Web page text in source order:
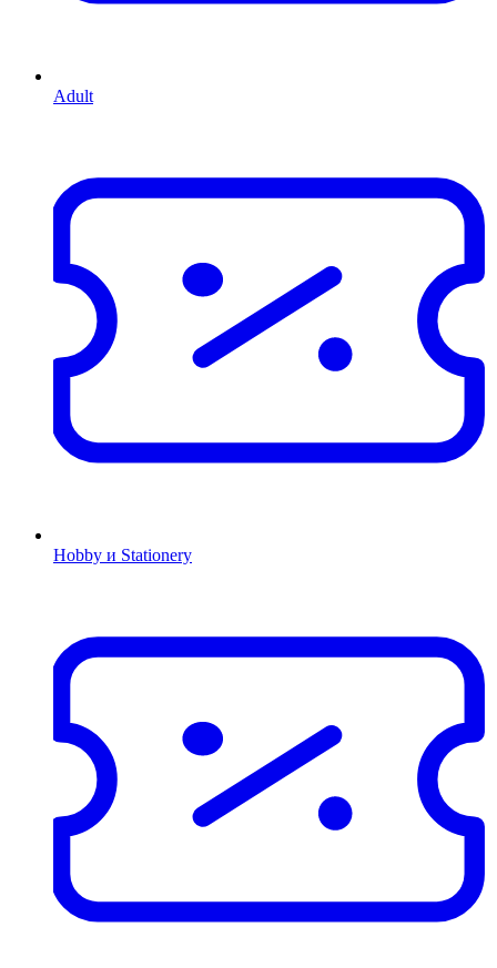
Adult
Hobby и Stationery